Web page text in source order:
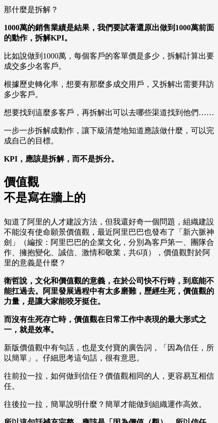
那什麼是拆解？
1000萬的銷售業績是結果，我們要試著還原出做到1000萬前面
的動作，拆解KPI。
比如說做到1000萬，每個客戶的客單價是多少，拆解計算出要
成交多少名客戶。
根據歷史轉化率，想要有那麼多成交用戶，又拆解出需要拜訪
多少客戶。
想要找到這麼多客戶，再拆解出可以去哪些渠道找到他們……
一步一步拆解成動作，讓下級清楚地知道應該做什麼，可以完
成自己的目標。
KPI，應該是拆解，而不是拆分。
價值觀
不是寫在牆上的
知道了阿里的人才建設方法，但我還好奇一個問題，組織建設
不能沒有使命願景價值觀，最近阿里巴巴也發布了「新六脈神
劍」（編按：阿里巴巴的企業文化，分別為客戶第一、團隊合
作、擁抱變化、誠信、激情和敬業，共6項），價值觀對於阿
里的意義是什麼？
衛哲說，文化和價值觀的意義，在於公司快不行時，到底能不
能扛過去。阿里發展過程中有太多磨難，歷經生死，價值觀的
力量，是讓大家能咬牙挺住。
而沒有生死存亡時，價值觀在日常工作中表現的最大形式之
一，就是效率。
新版價值觀中有句話，也是支付寶的廣告詞，「因為信任，所
以簡單」。仔細思考這句話，很有意思。
往前拉一拉，如何做到信任？價值觀相同的人，更容易互相信
任。
往後拉一拉，簡單說明什麼？簡單才能做到組織運作高效。